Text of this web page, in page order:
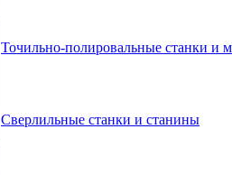
Точильно-полировальные станки и
Сверлильные станки и станины